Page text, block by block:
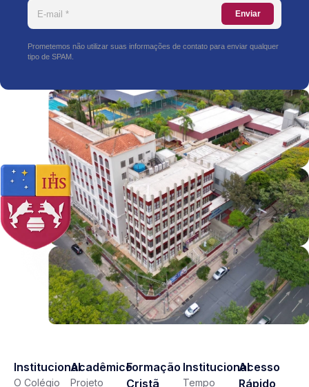
Enviar
Prometemos não utilizar suas informações de contato para enviar qualquer
tipo de SPAM.
Institucional
O Colégio
Acadêmico
Projeto
Formação
Cristã
Institucional
Tempo
Acesso
Rápido